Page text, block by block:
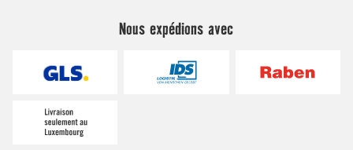
Nous expédions avec